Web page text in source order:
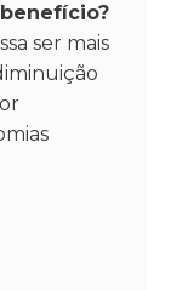
ser mais